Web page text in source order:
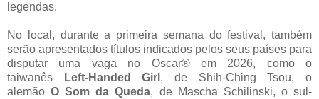
legendas.
No local, durante a primeira semana do festival, também
serão apresentados títulos indicados pelos seus países para
disputar uma vaga no Oscar® em 2026, como o
taiwanês
Left-Handed Girl , de Shih-Ching Tsou, o
alemão O Som da Queda, de Mascha Schilinski, o sul-